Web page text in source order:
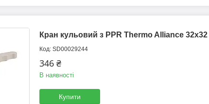
Кран кульовий з PPR Thermo Alliance 32х32
SD00029244
346 ₴
В наявності
Купити